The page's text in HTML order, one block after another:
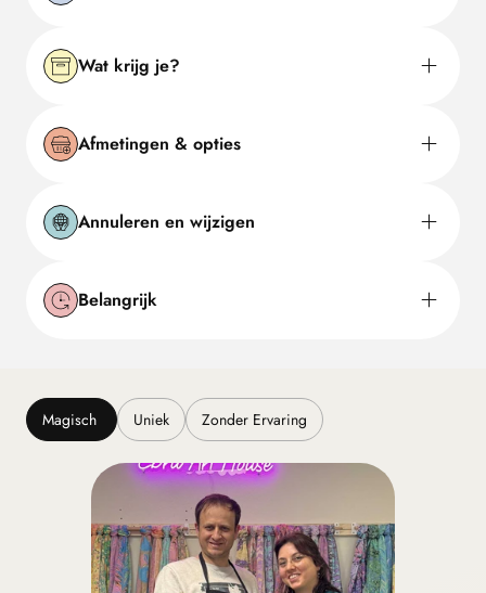
Wat krijg je?
Afmetingen & opties
Annuleren en wijzigen
Belangrijk
Magisch Uniek Zonder Ervaring